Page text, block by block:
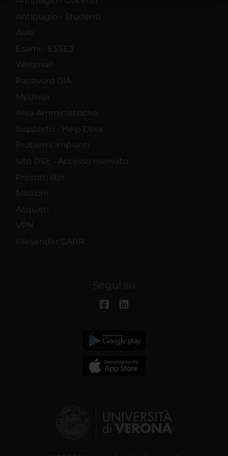
Antiplagio - Studenti
Aule
Esami - ESSE3
Webmail
Password GIA
MyUnivr
Area Amministrativa
Supporto - Help Desk
Problemi Impianti
Sito DSE - Accesso riservato
Prestito libri
Missioni
Acquisti
VPN
Filesender GARR
Segui su